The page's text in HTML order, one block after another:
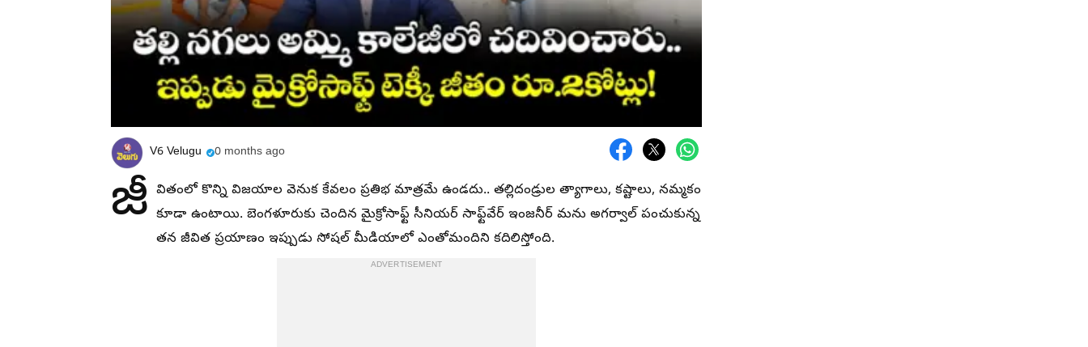
V6 Velugu 0 months ago
జీ వితంలో కొన్ని విజయాల వెనుక కేవలం ప్రతిభ మాత్రమే ఉండదు.. తల్లిదండ్రుల త్యాగాలు, కష్టాలు, నమ్మకం
కూడా ఉంటాయి. బెంగళూరుకు చెందిన మైక్రోసాఫ్ట్ సీనియర్ సాఫ్ట్‌వేర్ ఇంజనీర్ మను అగర్వాల్ పంచుకున్న
తన జీవిత ప్రయాణం ఇప్పుడు సోషల్ మీడియాలో ఎంతోమందిని కదిలిస్తోంది.
ADVERTISEMENT